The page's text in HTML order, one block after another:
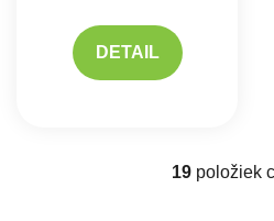
DETAIL
19položiek